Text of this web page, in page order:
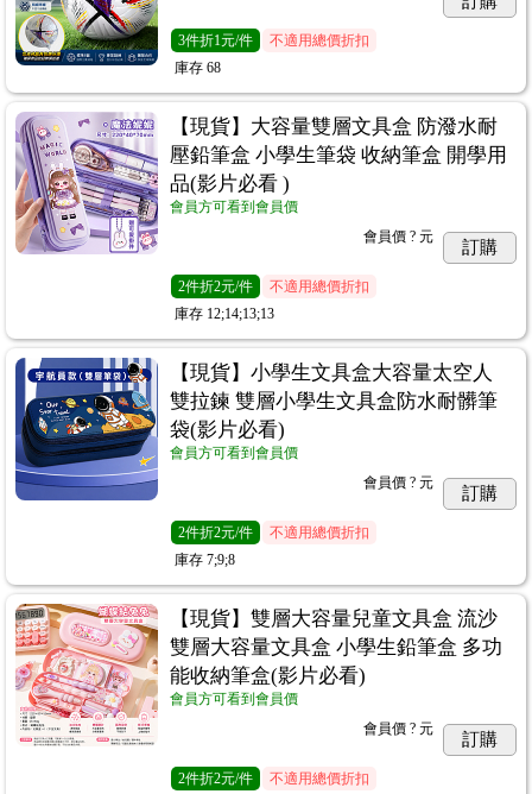
3件折1元/件
不適用總價折扣
庫存 68
【現貨】大容量雙層文具盒 防潑水耐
壓鉛筆盒 小學生筆袋 收納筆盒 開學用
品(影片必看 )
會員方可看到會員價
會員價 ? 元
訂購
2件折2元/件
不適用總價折扣
庫存 12;14;13;13
【現貨】小學生文具盒大容量太空人
雙拉鍊 雙層小學生文具盒防水耐髒筆
袋(影片必看)
會員方可看到會員價
會員價 ? 元
訂購
2件折2元/件
不適用總價折扣
庫存 7;9;8
【現貨】雙層大容量兒童文具盒 流沙
雙層大容量文具盒 小學生鉛筆盒 多功
能收納筆盒(影片必看)
會員方可看到會員價
會員價 ? 元
訂購
2件折2元/件 不適用總價折扣